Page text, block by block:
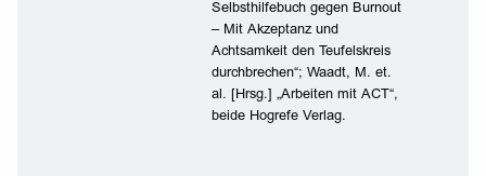
Selbsthilfebuch gegen Burnout
– Mit Akzeptanz und
Achtsamkeit den Teufelskreis
durchbrechen“; Waadt, M. et.
al. [Hrsg.] „Arbeiten mit ACT“,
beide Hogrefe Verlag.